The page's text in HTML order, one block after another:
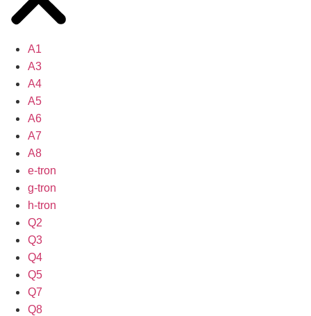
A1
A3
A4
A5
A6
A7
A8
e-tron
g-tron
h-tron
Q2
Q3
Q4
Q5
Q7
Q8